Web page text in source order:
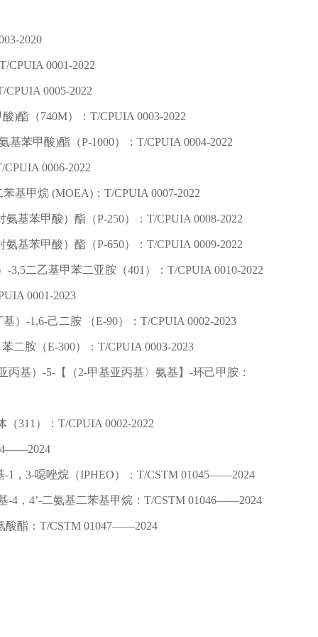
2020
CPUIA 0001-2022
0005-2022
)酯（740M）：T/CPUIA 0003-2022
基苯甲酸)酯（P-1000）：T/CPUIA 0004-2022
0006-2022
苯基甲烷 (MOEA)：T/CPUIA 0007-2022
氨基苯甲酸）酯（P-250）：T/CPUIA 0008-2022
氨基苯甲酸）酯（P-650）：T/CPUIA 0009-2022
-3,5二乙基甲苯二亚胺（401）：T/CPUIA 0010-2022
0001-2023
）-1,6-己二胺 （E-90）：T/CPUIA 0002-2023
二胺（E-300）：T/CPUIA 0003-2023
丙基）-5-【（2-甲基亚丙基〉氨基】-环己甲胺：
311）：T/CPUIA 0002-2022
-1，3-噁唑烷（IPHEO）：T/CSTM 01045——2024
-4，4’-二氨基二苯基甲烷：T/CSTM 01046——2024
酸酯： T/CSTM 01047——2024